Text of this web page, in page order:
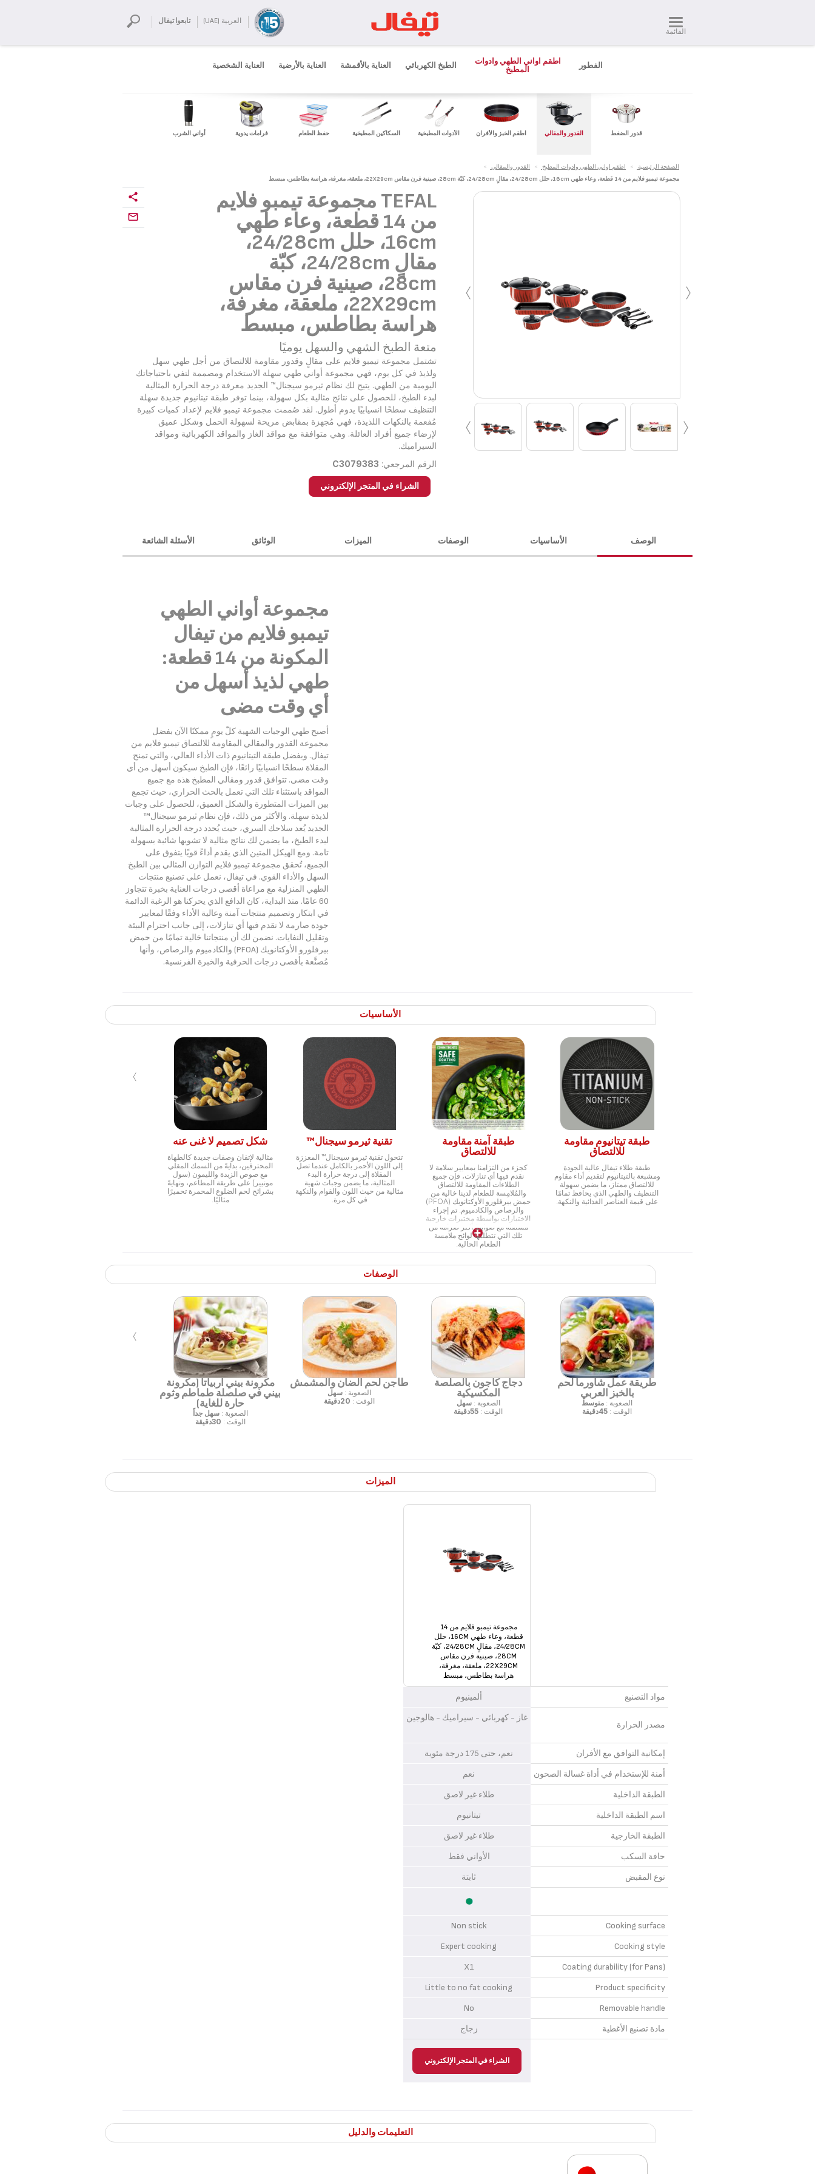
القائمة
العربية (UAE) تابعوا تيفال
الفطور
اطقم اواني الطهي وادوات
المطبخ
الطبخ الكهربائي العناية بالأقمشة العناية بالأرضية العناية الشخصية
قدور الضغط القدور والمقالي اطقم الخبز والأفران الأدوات المطبخية السكاكين المطبخية حفظ الطعام فرامات يدوية أواني الشرب
الصفحة الرئيسية > اطقم اواني الطهي وادوات المطبخ > القدور والمقالي
>
مجموعة تيمبو فلايم من 14 قطعة، وعاء طهي 16cm، حلل ‎24/28cm، مقالٍ ‎24/28cm، كبّة 28cm، صينية فرن مقاس 22X29cm، ملعقة، مغرفة، هراسة بطاطس، مبسط
› ‹
› ‹
TEFAL مجموعة تيمبو فلايم
من 14 قطعة، وعاء طهي
16cm، حلل ‎24/28cm،
مقالٍ ‎24/28cm، كبّة
28cm، صينية فرن مقاس
22X29cm، ملعقة، مغرفة،
هراسة بطاطس، مبسط
متعة الطبخ الشهي والسهل يوميًا
تشتمل مجموعة تيمبو فلايم على مقالٍ وقدور مقاومة للالتصاق من أجل طهي سهل
ولذيذ في كل يوم، فهي مجموعة أواني طهي سهلة الاستخدام ومصممة لتفي باحتياجاتك
اليومية من الطهي. يتيح لك نظام ثيرمو سيجنال™ الجديد معرفة درجة الحرارة المثالية
لبدء الطبخ، للحصول على نتائج مثالية بكل سهولة، بينما توفر طبقة تيتانيوم جديدة سهلة
التنظيف سطحًا انسيابيًا يدوم أطول. لقد صُممت مجموعة تيمبو فلايم لإعداد كميات كبيرة
مُفعمة بالنكهات اللذيذة، فهي مُجهزة بمقابض مريحة لسهولة الحمل وشكل عميق
لإرضاء جميع أفراد العائلة. وهي متوافقة مع مواقد الغاز والمواقد الكهربائية ومواقد
السيراميك.
الرقم المرجعي: C3079383
الشراء في المتجر الإلكتروني
الوصف الأساسيات الوصفات الميزات الوثائق الأسئلة الشائعة
مجموعة أواني الطهي
تيمبو فلايم من تيفال
المكونة من 14 قطعة:
طهي لذيذ أسهل من
أي وقت مضى
أصبح طهي الوجبات الشهية كلّ يومٍ ممكنًا الآن بفضل
مجموعة القدور والمقالي المقاومة للالتصاق تيمبو فلايم من
تيفال. وبفضل طبقة التيتانيوم ذات الأداء العالي، والتي تمنح
المقلاة سطحًا انسيابيًا رائعًا، فإن الطبخ سيكون أسهل من أي
وقت مضى. تتوافق قدور ومقالي المطبخ هذه مع جميع
المواقد باستثناء تلك التي تعمل بالحث الحراري، حيث تجمع
بين الميزات المتطورة والشكل العميق، للحصول على وجبات
لذيذة سهلة. والأكثر من ذلك، فإن نظام ثيرمو سيجنال™
الجديد يُعد سلاحك السري، حيث يُحدد درجة الحرارة المثالية
لبدء الطبخ، ما يضمن لك نتائج مثالية لا تشوبها شائبة بسهولة
تامة. ومع الهيكل المتين الذي يقدم أداءً قويًا يتفوق على
الجميع، تُحقق مجموعة تيمبو فلايم التوازن المثالي بين الطبخ
السهل والأداء القوي. في تيفال، نعمل على تصنيع منتجات
الطهي المنزلية مع مراعاة أقصى درجات العناية بخبرة تتجاوز
60 عامًا. منذ البداية، كان الدافع الذي يحركنا هو الرغبة الدائمة
في ابتكار وتصميم منتجات آمنة وعالية الأداء وفقًا لمعايير
جودة صارمة لا نقدم فيها أي تنازلات، إلى جانب احترام البيئة
وتقليل النفايات. نضمن لك أن منتجاتنا خالية تمامًا من حمض
بيرفلورو الأوكتانويك (PFOA) والكادميوم والرصاص، وأنها
مُصنَّعة بأقصى درجات الحرفية والخبرة الفرنسية.
الأساسيات
طبقة تيتانيوم مقاومة
للالتصاق
طبقة طلاء تيفال عالية الجودة
ومشبعة بالتيتانيوم لتقديم أداء مقاوم
للالتصاق ممتاز، ما يضمن سهولة
التنظيف والطهي الذي يحافظ تمامًا
على قيمة العناصر الغذائية والنكهة.
طبقة آمنة مقاومة
للالتصاق
كجزء من التزامنا بمعايير سلامة لا
نقدم فيها أي تنازلات، فإن جميع
الطلاءات المقاومة للالتصاق
والمُلامِسة للطعام لدينا خالية من
حمض بيرفلورو الأوكتانويك (PFOA)
والرصاص والكادميوم. تم إجراء
الاختبارات بواسطة مختبرات خارجية
مستقلة مع ضوابط أكثر صرامة من
تلك التي تتطلبها لوائح ملامسة
الطعام الحالية.
تقنية ثيرمو سيجنال™
تتحول تقنية ثيرمو سيجنال™ المعززة
إلى اللون الأحمر بالكامل عندما تصل
المقلاة إلى درجة حرارة البدء
المثالية، ما يضمن وجبات شهية
مثالية من حيث اللون والقوام والنكهة
في كل مرة.
شكل تصميم لا غنى عنه
مثالية لإتقان وصفات جديدة كالطهاة
المحترفين، بدايةً من السمك المقلي
مع صوص الزبدة والليمون (سول
مونيير) على طريقة المطاعم، ونهايةً
بشرائح لحم الضلوع المحمرة تحميرًا
مثاليًا.
›
الوصفات
طريقة عمل شاورما لحم
بالخبز العربي
الصعوبة : متوسط
الوقت : 45دقيقة
دجاج كاجون بالصلصة
المكسيكية
الصعوبة :سهل
الوقت : 55دقيقة
طاجن لحم الضأن والمشمش
الصعوبة : سهل
الوقت : 20دقيقة
مكرونة بيني آربياتا (مكرونة
بيني في صلصلة طماطم وثوم
حارة للغاية)
الصعوبة :سهل جداً
الوقت : 30دقيقة
›
الميزات
مجموعة تيمبو فلايم من 14
قطعة، وعاء طهي 16CM، حلل
‎24/28CM، مقالٍ ‎24/28CM، كبّة
28CM، صينية فرن مقاس
22X29CM، ملعقة، مغرفة،
هراسة بطاطس، مبسط
مواد التصنيع ألمينيوم
مصدر الحرارة
غاز - كهربائي - سيراميك - هالوجين
إمكانية التوافق مع الأفران
نعم، حتى 175 درجة مئوية
أمنة للإستخدام في أداة غسالة الصحون
نعم
الطبقة الداخلية
طلاء غير لاصق
اسم الطبقة الداخلية
تيتانيوم
الطبقة الخارجية
طلاء غير لاصق
حافة السكب
الأواني فقط
نوع المقبض
ثابتة
Cooking surface
Non stick
Cooking style
Expert cooking
Coating durability (for Pans)
X1
Product specificity
Little to no fat cooking
Removable handle
No
مادة تصنيع الأغطية
زجاج
الشراء في المتجر الإلكتروني
التعليمات والدليل